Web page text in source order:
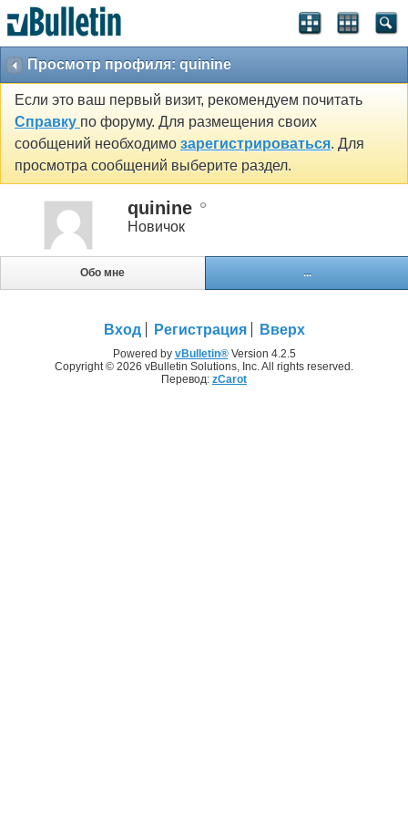
Просмотр профиля: quinine
Если это ваш первый визит, рекомендуем почитать
Справку по форуму. Для размещения своих
сообщений необходимо зарегистрироваться. Для
просмотра сообщений выберите раздел.
quinine
Новичок
Обо мне ...
Вход Регистрация Вверх
Powered by vBulletin®Version 4.2.5
Copyright © 2026 vBulletin Solutions, Inc. All rights reserved.
Перевод: zCarot